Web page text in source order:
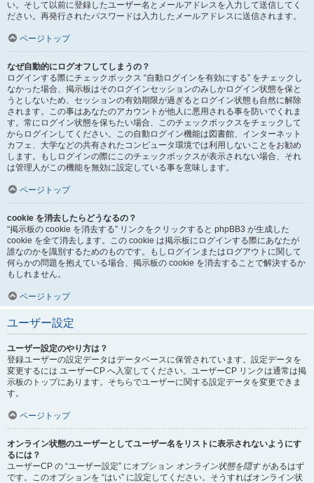
い。そして以前に登録したユーザー名とメールアドレスを入力して送信してく
ださい。再発行されたパスワードは入力したメールアドレスに送信されます。
ページトップ
なぜ自動的にログオフしてしまうの？
ログインする際にチェックボックス “自動ログインを有効にする” をチェックし
なかった場合、掲示板はそのログインセッションのみしかログイン状態を保と
うとしないため、セッションの有効期限が過ぎるとログイン状態も自然に解除
されます。この事はあなたのアカウントが他人に悪用される事を防いでくれま
す。常にログイン状態を保ちたい場合、このチェックボックスをチェックして
からログインしてください。この自動ログイン機能は図書館、インターネット
カフェ、大学などの共有されたコンピュータ環境では利用しないことをお勧め
します。もしログインの際にこのチェックボックスが表示されない場合、それ
は管理人がこの機能を無効に設定している事を意味します。
ページトップ
cookie を消去したらどうなるの？
“掲示板の cookie を消去する” リンクをクリックすると phpBB3 が生成した
cookie を全て消去します。この cookie は掲示板にログインする際にあなたが
誰なのかを識別するためのものです。もしログインまたはログアウトに関して
何らかの問題を抱えている場合、掲示板の cookie を消去することで解決するか
もしれません。
ページトップ
ユーザー設定
ユーザー設定のやり方は？
登録ユーザーの設定データはデータベースに保管されています。設定データを
変更するには ユーザーCP へ入室してください。ユーザーCP リンクは通常は掲
示板のトップにあります。そちらでユーザーに関する設定データを変更できま
す。
ページトップ
オンライン状態のユーザーとしてユーザー名をリストに表示されないようにす
るには？
ユーザーCP の “ユーザー設定” にオプション オンライン状態を隠すがあるはず
です。このオプションを “はい” に設定してください。そうすればオンライン状